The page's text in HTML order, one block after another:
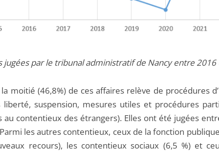
jugées par le tribunal administratif de Nancy entre 2016
moitié (46,8%) de ces affaires relève de procédures
liberté, suspension, mesures utiles et procédures
au contentieux des étrangers). Elles ont été jugées
les autres contentieux, ceux de la fonction
recours), les contentieux sociaux (6,5 %) et